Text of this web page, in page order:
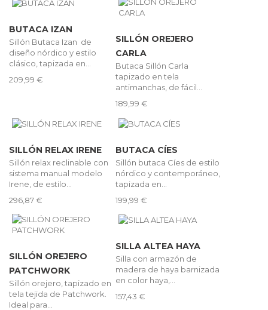
BUTACA IZAN
Sillón Butaca Izan de
diseño nórdico y estilo
clásico, tapizada en...
209,99 €
SILLÓN OREJERO
CARLA
Butaca Sillón Carla
tapizado en tela
antimanchas, de fácil...
189,99 €
SILLÓN RELAX IRENE
Sillón relax reclinable con
sistema manual modelo
Irene, de estilo...
296,87 €
BUTACA CÍES
Sillón butaca Cíes de estilo
nórdico y contemporáneo,
tapizada en...
199,99 €
SILLÓN OREJERO
PATCHWORK
Sillón orejero, tapizado en
tela tejida de Patchwork.
Ideal para...
SILLA ALTEA HAYA
Silla con armazón de
madera de haya barnizada
en color haya,...
157,43 €